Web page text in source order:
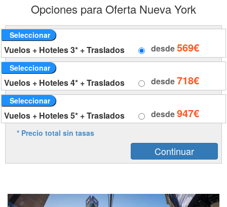
Opciones para Oferta Nueva York
Seleccionar
Vuelos + Hoteles 3* + Traslados desde569€
Seleccionar
Vuelos + Hoteles 4* + Traslados desde718€
Seleccionar
Vuelos + Hoteles 5* + Traslados desde947€
* Precio total sin tasas